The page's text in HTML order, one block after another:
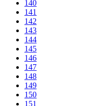
140
141
142
143
144
145
146
147
148
149
150
151